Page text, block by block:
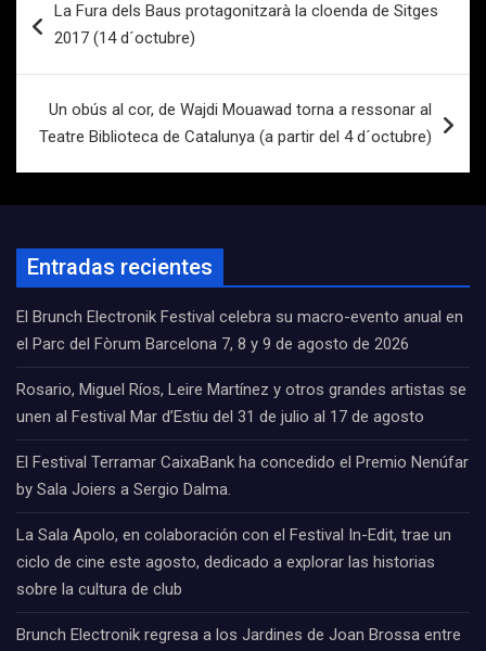
de
La Fura dels Baus protagonitzarà la cloenda de Sitges
2017 (14 d´octubre)
Un obús al cor, de Wajdi Mouawad torna a ressonar al
Teatre Biblioteca de Catalunya (a partir del 4 d´octubre)
Entradas recientes
El Brunch Electronik Festival celebra su macro-evento anual en
el Parc del Fòrum Barcelona 7, 8 y 9 de agosto de 2026
Rosario, Miguel Ríos, Leire Martínez y otros grandes artistas se
unen al Festival Mar d’Estiu del 31 de julio al 17 de agosto
El Festival Terramar CaixaBank ha concedido el Premio Nenúfar
by Sala Joiers a Sergio Dalma.
La Sala Apolo, en colaboración con el Festival In-Edit, trae un
ciclo de cine este agosto, dedicado a explorar las historias
sobre la cultura de club
Brunch Electronik regresa a los Jardines de Joan Brossa entre